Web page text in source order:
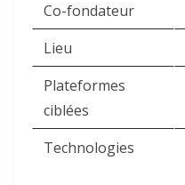
Co-fondateur
Lieu
Plateformes
ciblées
Technologies